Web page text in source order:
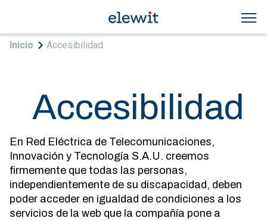
Sobrescribir enlaces de ayuda a la
Inicio Accesibilidad
Accesibilidad
En Red Eléctrica de Telecomunicaciones,
Innovación y Tecnología S.A.U. creemos
firmemente que todas las personas,
independientemente de su discapacidad, deben
poder acceder en igualdad de condiciones a los
servicios de la web que la compañía pone a